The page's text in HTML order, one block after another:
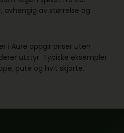
avhengig av størrelse og
i Aure oppgir priser uten
utstyr. Typiske eksempler
pute og hvit skjorte.